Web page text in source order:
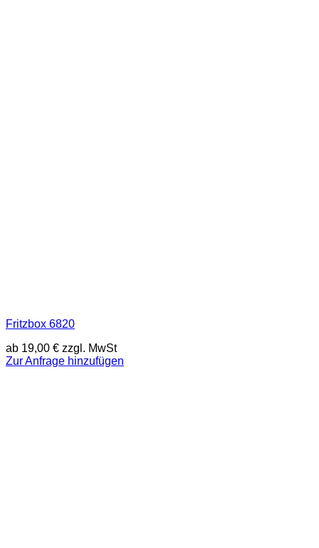
Fritzbox 6820
ab 19,00 € zzgl. MwSt
Zur Anfrage hinzufügen